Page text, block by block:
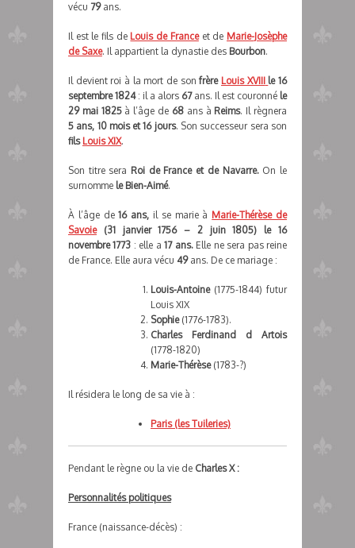
vécu 79ans.
Il est le fils de Louis de Franceet de Marie-Josèphe
de Saxe. Il appartient la dynastie des Bourbon.
Il devient roi à la mort de sonfrère Louis XVIII le 16
septembre 1824: il a alors 67ans. Il est couronné le
29 mai 1825à l’âge de 68ans à Reims. Il règnera
5 ans, 10 mois et 16 jours. Son successeur sera son
fils Louis XIX.
Son titre sera Roi de France et de Navarre.On le
surnomme le Bien-Aimé.
À l’âge de16 ans, il se marie à Marie-Thérèse de
Savoie(31 janvier 1756 – 2 juin 1805) le 16
novembre 1773 : elle a17 ans. Elle ne sera pas reine
de France. Elle aura vécu 49ans. De ce mariage :
Louis-Antoine (1775-1844) futur
Louis XIX
Sophie (1776-1783).
Charles Ferdinand d Artois
(1778-1820)
Marie-Thérèse(1783-?)
Il résidera le long de sa vie à :
Paris (les Tuileries)
Pendant le règne ou la vie de Charles X :
Personnalités politiques
France (naissance-décès) :